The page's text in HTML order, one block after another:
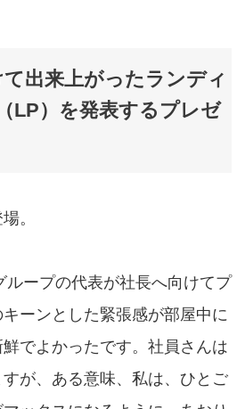
出来上がったランディ
LP）を発表するプレゼ
。
ループの代表が社長へ向けてプ
ーンとした緊張感が部屋中に
でよかったです。社員さんは
が、ある意味、私は、ひとご